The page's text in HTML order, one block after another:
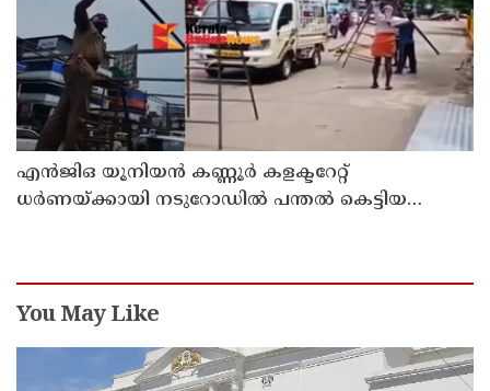
എൻജിഒ യൂനിയൻ കണ്ണൂർ കളക്ടറേറ്റ്
ധർണയ്ക്കായി നടുറോഡിൽ പന്തൽ കെട്ടിയ
You May Like